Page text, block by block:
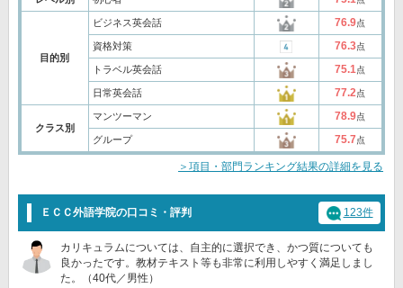
目的別
ビジネス英会話 76.9点
資格対策 76.3点
トラベル英会話 75.1点
日常英会話 77.2点
クラス別
マンツーマン 78.9点
グループ 75.7点
＞項目・部門ランキング結果の詳細を見る
ＥＣＣ外語学院の口コミ・評判 123件
カリキュラムについては、自主的に選択でき、かつ質についても
良かったです。教材テキスト等も非常に利用しやすく満足しまし
た。（40代／男性）